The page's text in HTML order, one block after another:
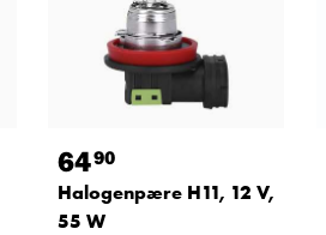
6490
Halogenpære H11, 12 V,
55 W